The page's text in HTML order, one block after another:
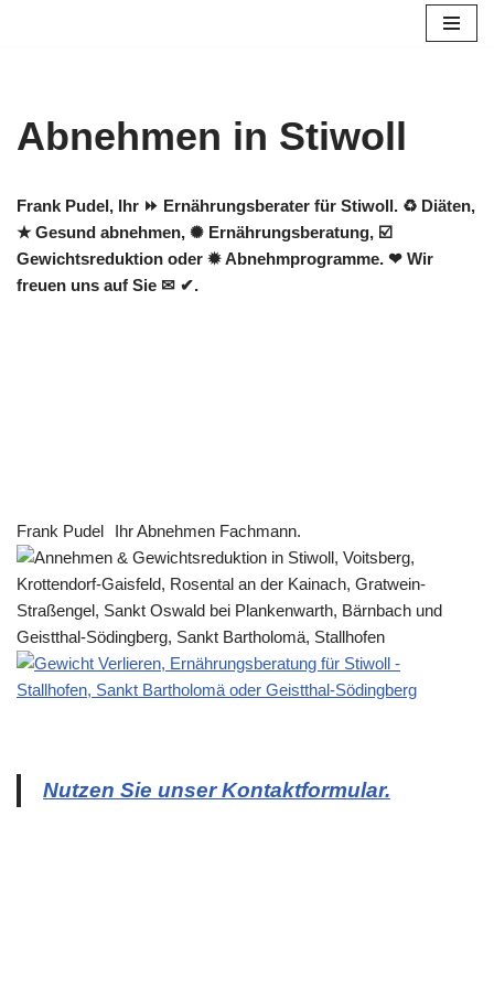
Abnehmen in Stiwoll
Frank Pudel, Ihr ⏩ Ernährungsberater für Stiwoll. ♻ Diäten,
★ Gesund abnehmen, ✺ Ernährungsberatung, ☑️
Gewichtsreduktion oder ✹ Abnehmprogramme. ❤ Wir
freuen uns auf Sie ✉ ✔.
Frank Pudel Ihr Abnehmen Fachmann.
Nutzen Sie unser Kontaktformular.